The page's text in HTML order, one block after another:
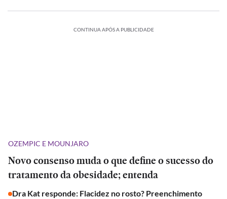
CONTINUA APÓS A PUBLICIDADE
OZEMPIC E MOUNJARO
Novo consenso muda o que define o sucesso do
tratamento da obesidade; entenda
Dra Kat responde: Flacidez no rosto? Preenchimento